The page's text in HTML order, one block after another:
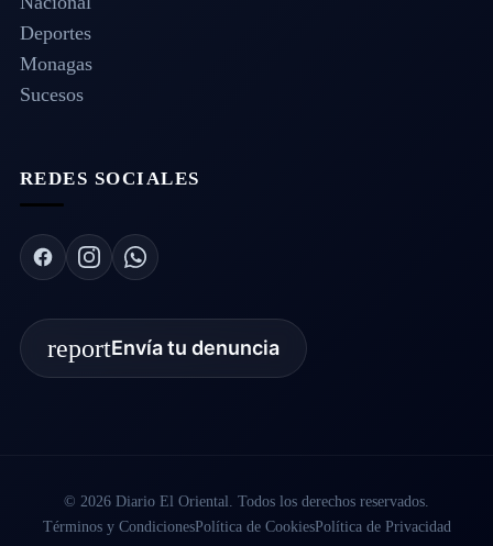
Deportes
Monagas
Sucesos
REDES SOCIALES
reportEnvía tu denuncia
© 2026 Diario El Oriental. Todos los derechos reservados.
Términos y CondicionesPolítica de CookiesPolítica de Privacidad